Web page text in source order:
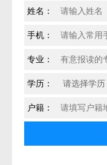
姓名：
手机：
专业：
学历：
户籍：